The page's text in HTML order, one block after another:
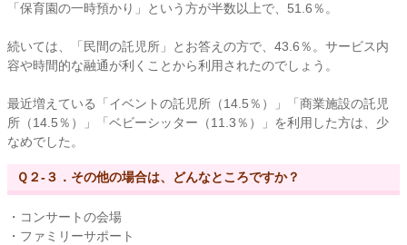
「保育園の一時預かり」という方が半数以上で、51.6％。
続いては、「民間の託児所」とお答えの方で、43.6％。サービス内
容や時間的な融通が利くことから利用されたのでしょう。
最近増えている「イベントの託児所（14.5％）」「商業施設の託児
所（14.5％）」「ベビーシッター（11.3％）」を利用した方は、少
なめでした。
Ｑ２-３．その他の場合は、どんなところですか？
・コンサートの会場
・ファミリーサポート